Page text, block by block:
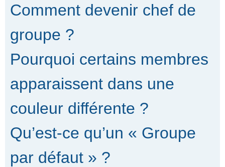
Comment devenir chef de
groupe ?
Pourquoi certains membres
apparaissent dans une
couleur différente ?
Qu’est-ce qu’un « Groupe
par défaut » ?